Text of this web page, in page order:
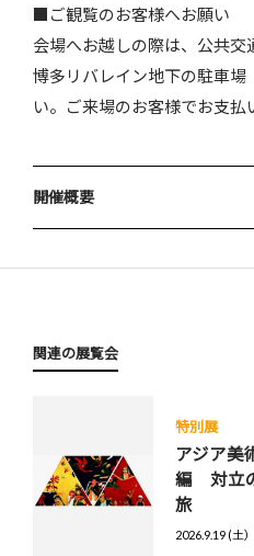
■ご観覧のお客様へお願い
会場へお越しの際は、公共交
博多リバレイン地下の駐車場
い。ご来場のお客様でお支払
開催概要
関連の展覧会
特別展
アジア美
編 対立
旅
2026.9.19 (土